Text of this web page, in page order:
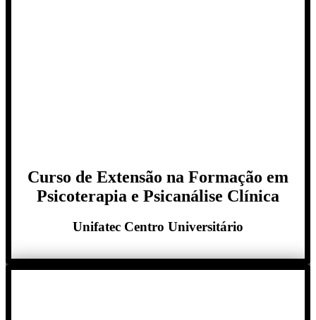
Curso de Extensão na Formação em
Psicoterapia e Psicanálise Clínica
Unifatec Centro Universitário